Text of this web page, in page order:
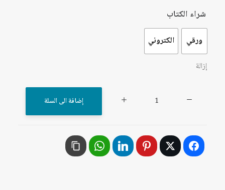
شراء الكتاب
ورقي الكتروني
إزالة
الصهيوني
متغيراته
إضافة الى السلة